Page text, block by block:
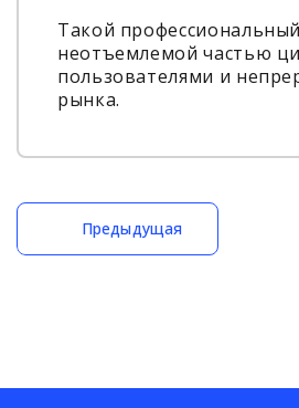
Такой
неотъемлемой частью
пользователями и
рынка.
Предыдущая